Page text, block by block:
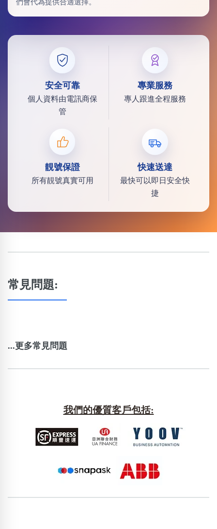
安全可靠
個人資料由電訊商保
管
專業服務
專人跟進全程服務
靚號保證
所有靚號真實可用
快速送達
最快可以即日安全快
捷
常見問題:
...更多常見問題
我們的優質客戶包括: